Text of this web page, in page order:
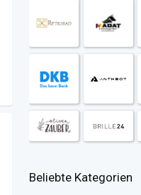
Beliebte Kategorien